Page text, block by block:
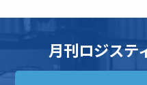
月刊ロジステ